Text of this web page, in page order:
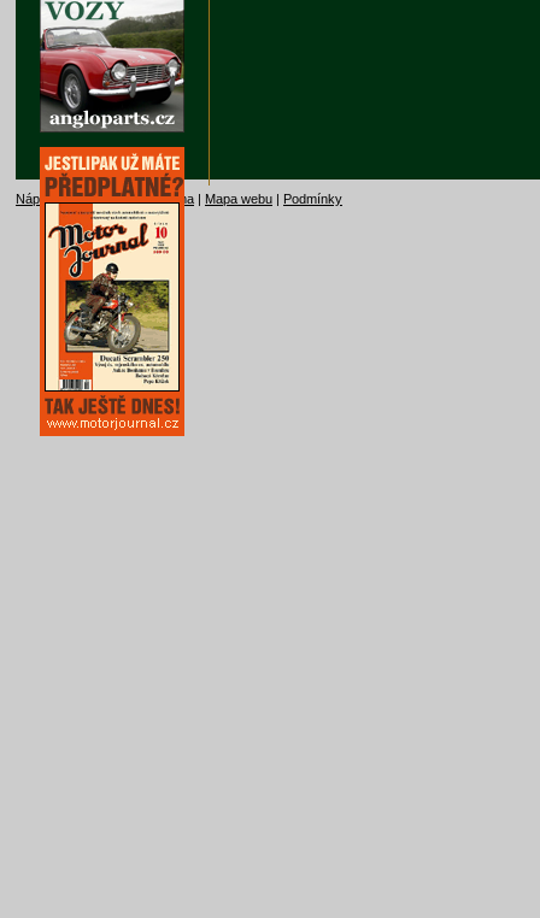
Nápověda|Kontakt| Reklama | Mapa webu | Podmínky